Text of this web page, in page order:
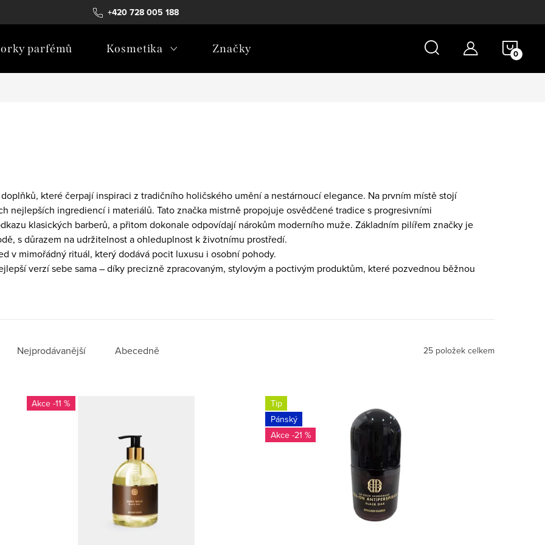
+420 728 005 188
parfémů Kosmetika Značky
které čerpají inspiraci z tradičního holičského umění a nestárnoucí elegance. Na prvním místě stojí
nejlepších ingrediencí i materiálů. Tato značka mistrně propojuje osvědčené tradice s progresivními
klasických barberů, a přitom dokonale odpovídají nárokům moderního muže. Základním pilířem značky je
s důrazem na udržitelnost a ohleduplnost k životnímu prostředí.
v mimořádný rituál, který dodává pocit luxusu i osobní pohody.
verzí sebe sama – díky precizně zpracovaným, stylovým a poctivým produktům, které pozvednou běžnou
Nejprodávanější Abecedně 25 položek celkem
-11 %
Tip
Pánský
-21 %